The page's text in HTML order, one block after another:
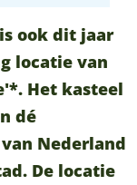
ook dit jaar
locatie van
Het kasteel
dé
Nederland
De locatie